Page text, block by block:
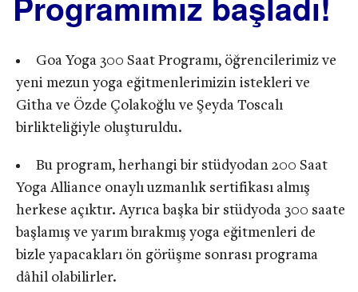
Goa Yoga 300 Saat Programı, öğrencilerimiz ve
yeni mezun yoga eğitmenlerimizin istekleri ve
Githa ve Özde Çolakoğlu ve Şeyda Toscalı
birlikteliğiyle oluşturuldu.
Bu program, herhangi bir stüdyodan 200 Saat
Yoga Alliance onaylı uzmanlık sertifikası almış
herkese açıktır. Ayrıca başka bir stüdyoda 300 saate
başlamış ve yarım bırakmış yoga eğitmenleri de
bizle yapacakları ön görüşme sonrası programa
dâhil olabilirler.